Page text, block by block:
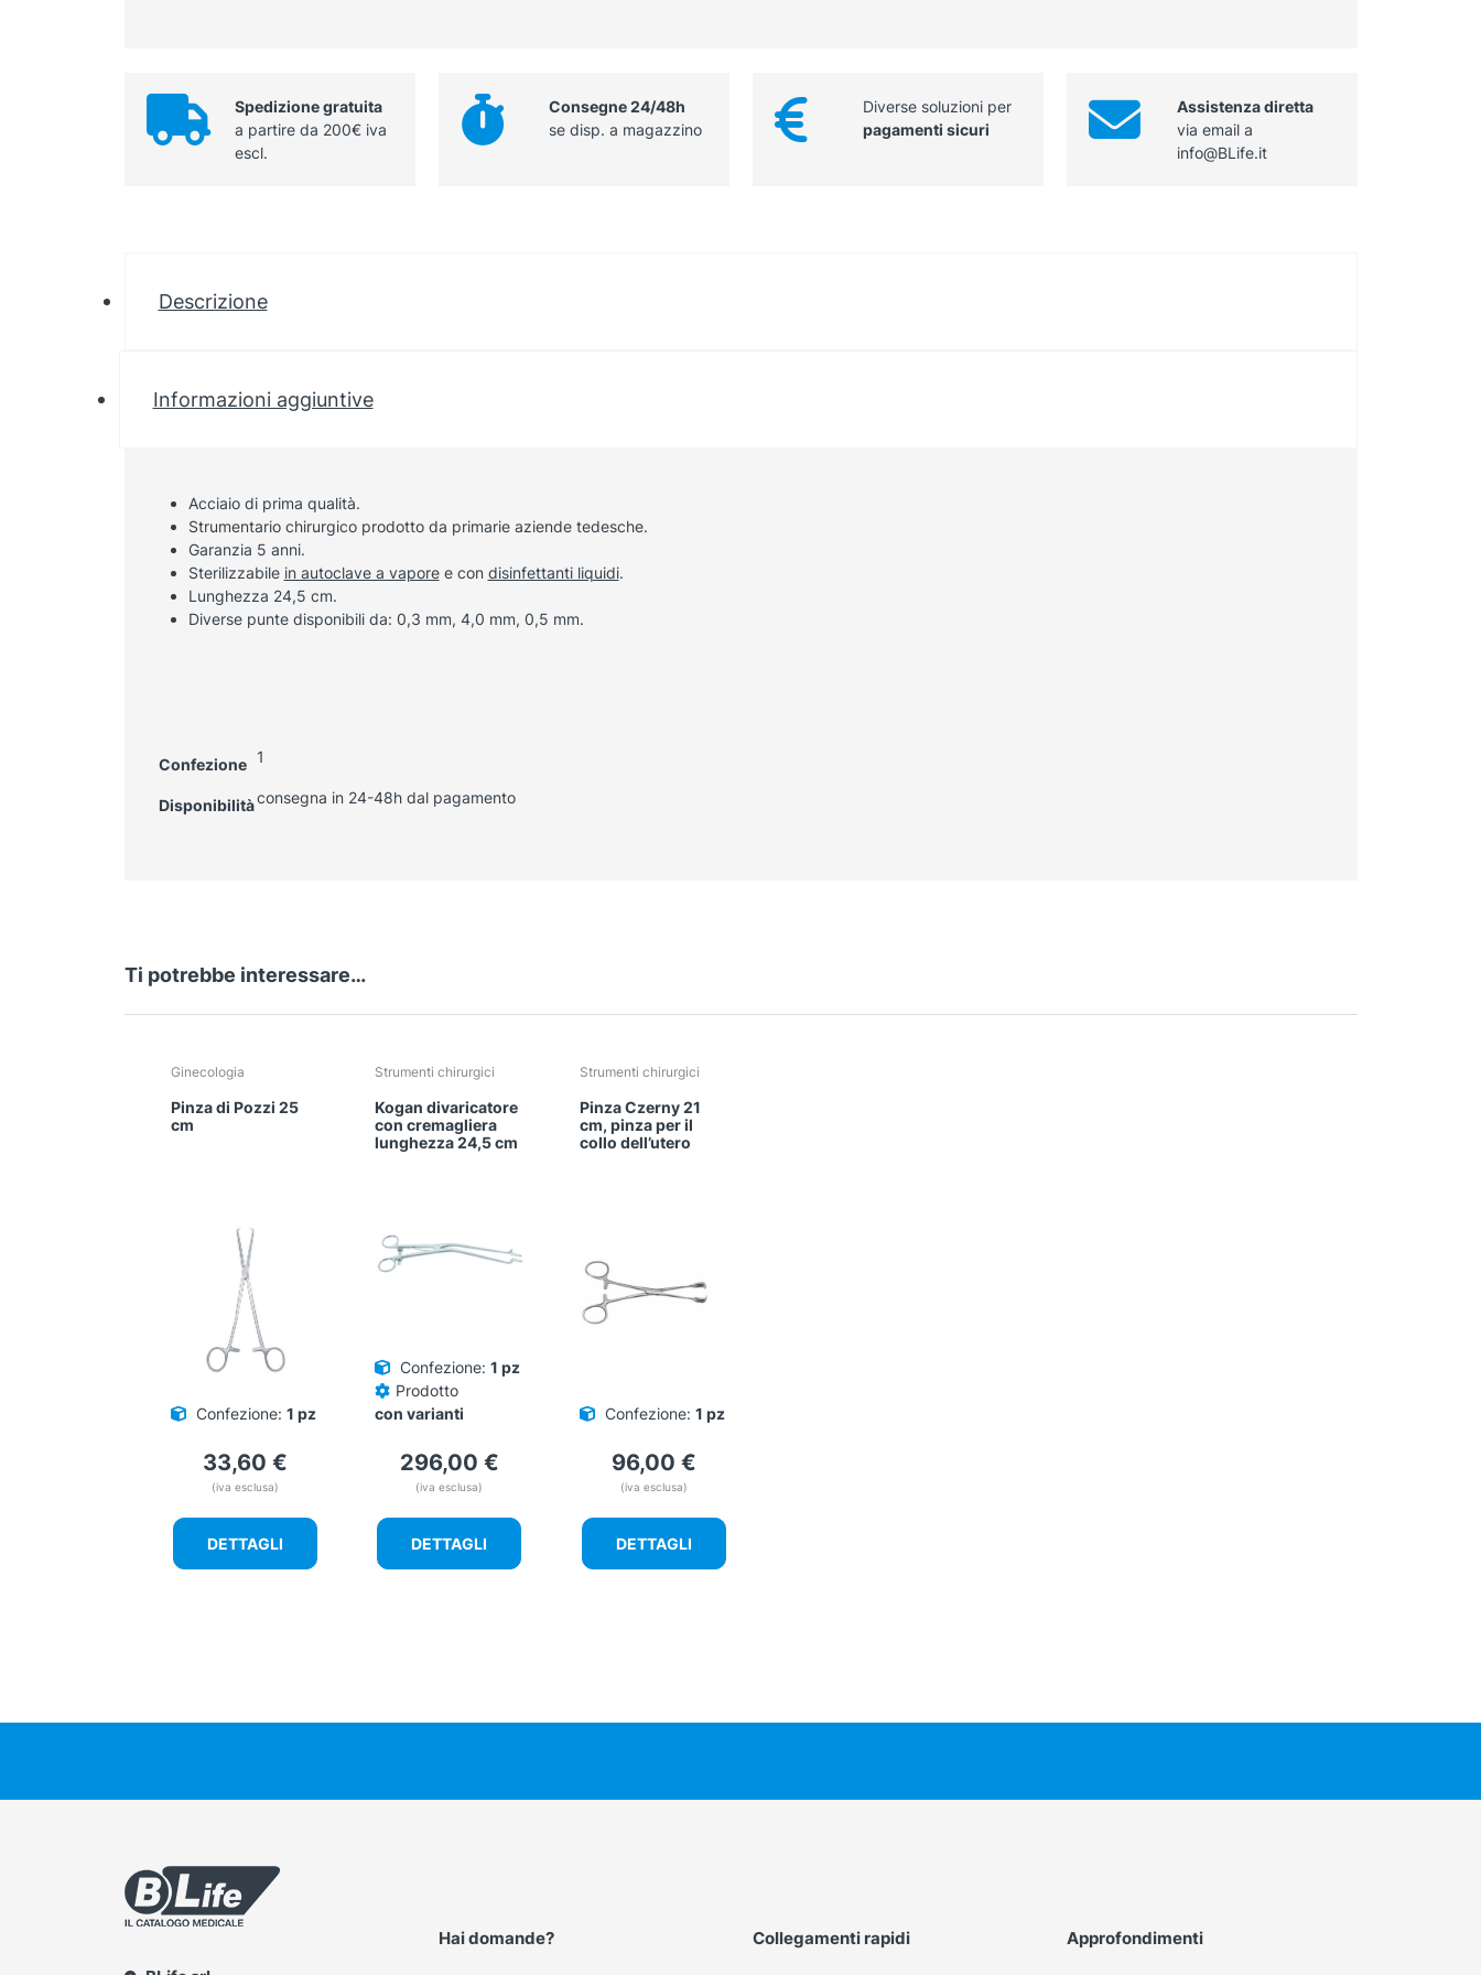
quantità
Spedizione gratuita
a partire da 200€ iva
escl.
Consegne 24/48h
se disp. a magazzino
Diverse soluzioni per
pagamenti sicuri
Assistenza diretta
via email a
info@BLife.it
Descrizione
Informazioni aggiuntive
Acciaio di prima qualità.
Strumentario chirurgico prodotto da primarie aziende tedesche.
Garanzia 5 anni.
Sterilizzabile in autoclave a vaporee con disinfettanti liquidi.
Lunghezza 24,5 cm.
Diverse punte disponibili da: 0,3 mm, 4,0 mm, 0,5 mm.
Confezione 1
Disponibilitàconsegna in 24-48h dal pagamento
Ti potrebbe interessare…
Ginecologia
Pinza di Pozzi 25
cm
Confezione: 1 pz
33,60€
(iva esclusa)
DETTAGLI
Strumenti chirurgici
Kogan divaricatore
con cremagliera
lunghezza 24,5 cm
Confezione: 1 pz
Prodotto
con varianti
296,00 €
(iva esclusa)
DETTAGLI
Strumenti chirurgici
Pinza Czerny 21
cm, pinza per il
collo dell’utero
Confezione: 1 pz
96,00 €
(iva esclusa)
DETTAGLI
Hai domande? Collegamenti rapidi Approfondimenti